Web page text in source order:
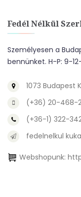
Fedél Nélkül
Személyesen a
bennünket. H-P: 9-
1073 Budapest
(+36) 20-468-
(+36-1) 322-
fedelnelkul
Webshopunk: